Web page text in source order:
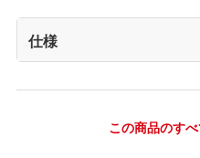
仕様
この商品のす